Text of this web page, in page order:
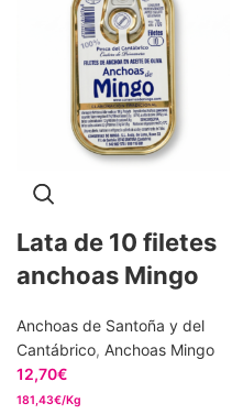
Lata de 10 filetes
anchoas Mingo
Anchoas de Santoña y del
Cantábrico, Anchoas Mingo
12,70€
181,43€/Kg